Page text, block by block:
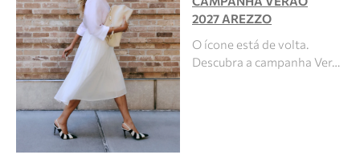
2027 AREZZO
O ícone está de volta.
Descubra a campanha Ver…